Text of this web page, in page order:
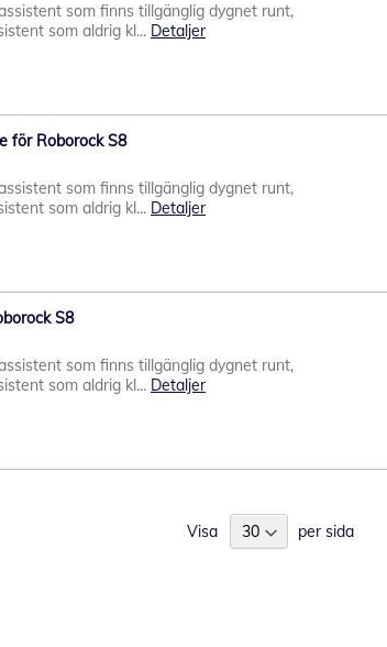
som finns tillgänglig dygnet runt,
som aldrig kl... Detaljer
för Roborock S8
som finns tillgänglig dygnet runt,
som aldrig kl... Detaljer
S8
som finns tillgänglig dygnet runt,
som aldrig kl... Detaljer
Visa per sida